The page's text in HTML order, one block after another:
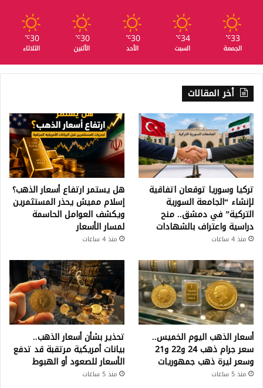
33
℃
الجمعة
34
℃
السبت
30
℃
الأحد
30
℃
الأثنين
30
℃
الثلاثاء
أخر المقالات
تركيا وسوريا توقعان اتفاقية
لإنشاء “الجامعة السورية
التركية” في دمشق.. منح
دراسية واعتراف بالشهادات
منذ 4 ساعات
هل يستمر ارتفاع أسعار الذهب؟
إسلام مميش يحذر المستثمرين
ويكشف العوامل الحاسمة
لمسار الأسعار
منذ 4 ساعات
أسعار الذهب اليوم الخميس..
سعر جرام ذهب 24 و22 و21
وسعر ليرة ذهب جمهوريات
منذ 5 ساعات
تحذير بشأن أسعار الذهب..
بيانات أمريكية مرتقبة قد تدفع
الأسعار للصعود أو الهبوط
منذ 5 ساعات